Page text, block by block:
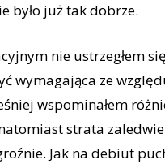
było już tak dobrze.
nie ustrzegłem
wymagająca ze
wspominałem
strata
Jak na debiut